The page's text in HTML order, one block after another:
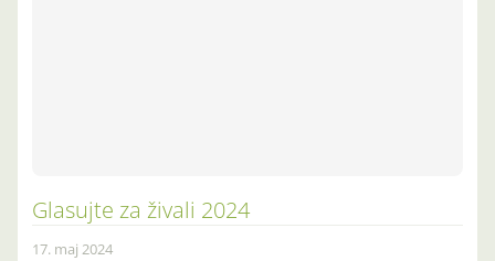
Glasujte za živali 2024
17. maj 2024